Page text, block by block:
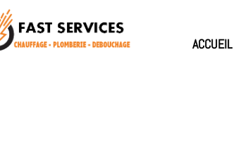
ACCUEIL